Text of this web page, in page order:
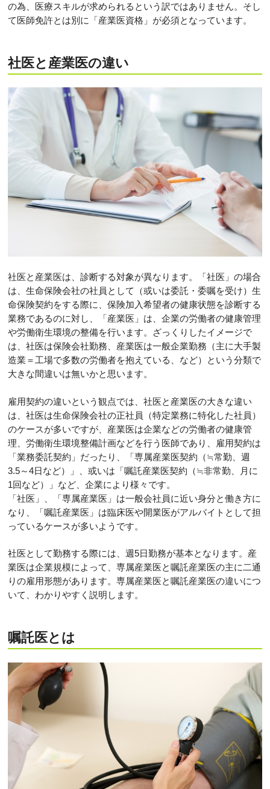
の為、医療スキルが求められるという訳ではありません。そし
て医師免許とは別に「産業医資格」が必須となっています。
社医と産業医の違い
社医と産業医は、診断する対象が異なります。「社医」の場合
は、生命保険会社の社員として（或いは委託・委嘱を受け）生
命保険契約をする際に、保険加入希望者の健康状態を診断する
業務であるのに対し、「産業医」は、企業の労働者の健康管理
や労働衛生環境の整備を行います。ざっくりしたイメージで
は、社医は保険会社勤務、産業医は一般企業勤務（主に大手製
造業＝工場で多数の労働者を抱えている、など）という分類で
大きな間違いは無いかと思います。
雇用契約の違いという観点では、社医と産業医の大きな違い
は、社医は生命保険会社の正社員（特定業務に特化した社員）
のケースが多いですが、産業医は企業などの労働者の健康管
理、労働衛生環境整備計画などを行う医師であり、雇用契約は
「業務委託契約」だったり、「専属産業医契約（≒常勤、週
3.5～4日など）」、或いは「嘱託産業医契約（≒非常勤、月に
1回など）」など、企業により様々です。
「社医」、「専属産業医」は一般会社員に近い身分と働き方に
なり、「嘱託産業医」は臨床医や開業医がアルバイトとして担
っているケースが多いようです。
社医として勤務する際には、週5日勤務が基本となります。産
業医は企業規模によって、専属産業医と嘱託産業医の主に二通
りの雇用形態があります。専属産業医と嘱託産業医の違いにつ
いて、わかりやすく説明します。
嘱託医とは